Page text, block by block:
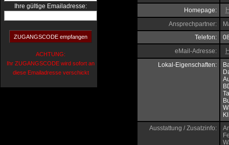
Ihre gültige Emailadresse:
ACHTUNG:
Ihr ZUGANGSCODE wird sofort an
diese Emailadresse verschickt
Homepage:
Ansprechpartner:
Telefon:
eMail-Adresse:
Lokal-Eigenschaften:
Ausstattung / Zusatzinfo: